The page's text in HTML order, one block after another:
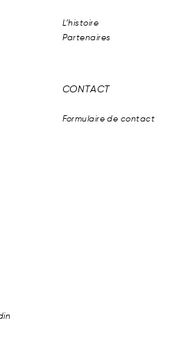
L’histoire
Partenaires
CONTACT
Formulaire de contact